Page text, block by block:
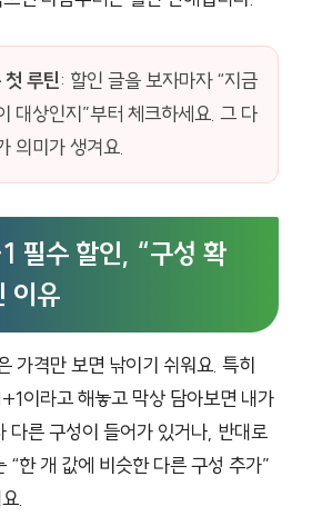
루틴: 할인 글을 보자마자 “지금
대상인지”부터 체크하세요. 그 다
의미가 생겨요.
필수 할인, “구성 확
이유
가격만 보면 낚이기 쉬워요. 특히
이라고 해놓고 막상 담아보면 내가
다른 구성이 들어가 있거나, 반대로
“한 개 값에 비슷한 다른 구성 추가”
.